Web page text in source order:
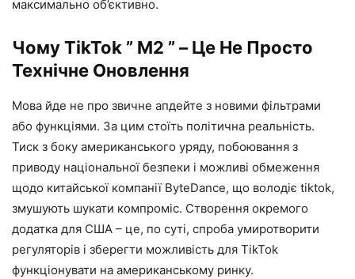
максимально об’єктивно.
Чому TikTok ” M2 ” – Це Не Просто
Технічне Оновлення
Мова йде не про звичне апдейте з новими фільтрами
або функціями. За цим стоїть політична реальність.
Тиск з боку американського уряду, побоювання з
приводу національної безпеки і можливі обмеження
щодо китайської компанії ByteDance, що володіє tiktok,
змушують шукати компроміс. Створення окремого
додатка для США – це, по суті, спроба умиротворити
регуляторів і зберегти можливість для TikTok
функціонувати на американському ринку.